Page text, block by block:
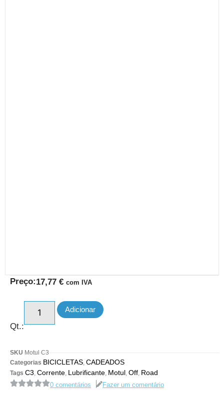
Preço:17,77 € com IVA
Qt.:
Adicionar
SKU Motul C3
Categorias BICICLETAS CADEADOS
Tags C3 Corrente Lubrificante Motul Off Road
0 comentários Fazer um comentário